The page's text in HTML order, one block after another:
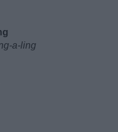
a-ling